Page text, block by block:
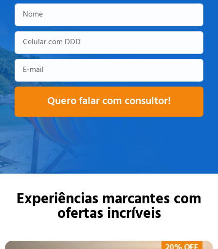
Quero falar com consultor!
[script_franqueado]
Experiências marcantes com
ofertas incríveis